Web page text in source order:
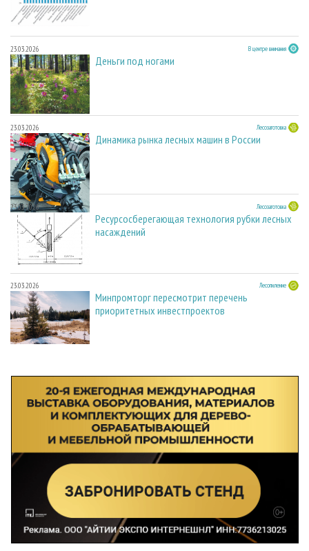
23.03.2026 В центре внимания
Деньги под ногами
23.03.2026 Лесозаготовка
Динамика рынка лесных машин в России
23.03.2026 Лесозаготовка
Ресурсосберегающая технология рубки лесных
насаждений
23.03.2026 Лесопиление
Минпромторг пересмотрит перечень
приоритетных инвестпроектов